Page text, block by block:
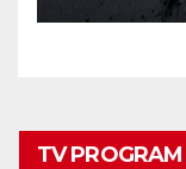
TV PROGRAM